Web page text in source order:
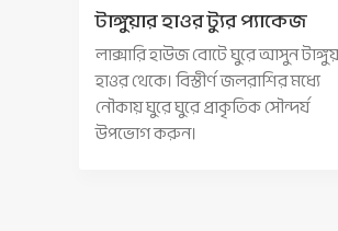
টাঙ্গুয়ার হাওর ট্যুর প্যাকেজ
লাক্সারি হাউজ বোটে ঘুরে আসুন
হাওর থেকে। বিস্তীর্ণ জলরাশির মধ্যে
নৌকায় ঘুরে ঘুরে প্রাকৃতিক সৌন্দর্য
উপভোগ করুন।